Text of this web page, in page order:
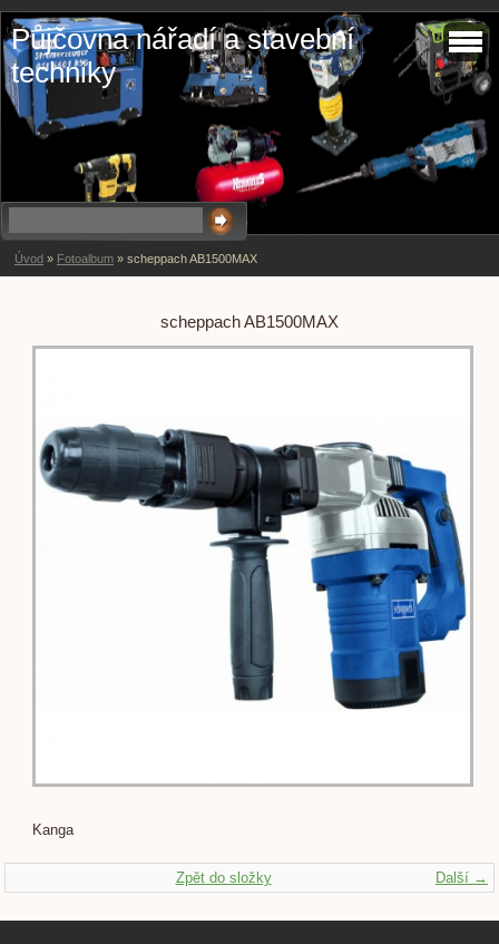
Půjčovna nářadí a stavební
techniky
Úvod » Fotoalbum » scheppach AB1500MAX
scheppach AB1500MAX
Kanga
Další →
Zpět do složky